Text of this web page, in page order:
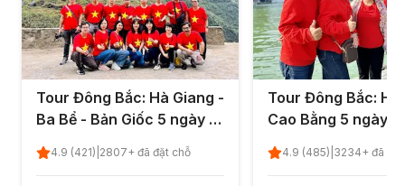
Tour Đông Bắc: Hà Giang -
Ba Bể - Bản Giốc 5 ngày 4
4.9 (421) 2807+ đã đặt chỗ
Tour Đông Bắc: Hà
Cao Bằng 5 ngày
4.9 (485) 3234+ đã